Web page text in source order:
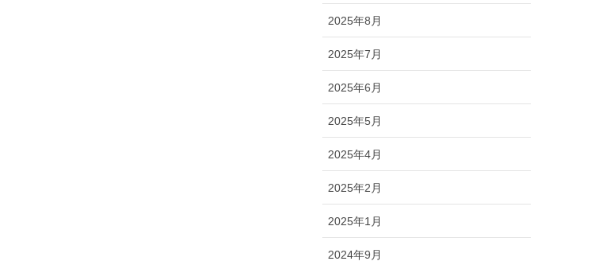
2025年8月
2025年7月
2025年6月
2025年5月
2025年4月
2025年2月
2025年1月
2024年9月